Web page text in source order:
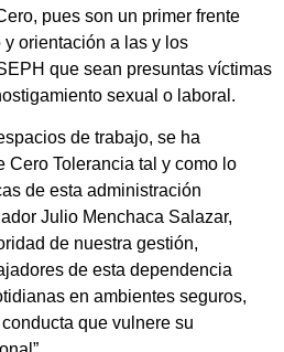
pues son un primer frente
orientación a las y los
que sean presuntas víctimas
sexual o laboral.
de trabajo, se ha
Cero Tolerancia tal y como lo
de esta administración
Julio Menchaca Salazar,
de nuestra gestión,
de esta dependencia
en ambientes seguros,
que vulnere su